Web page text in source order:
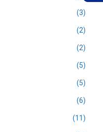
(3)
(2)
(2)
(5)
(5)
(6)
(11)